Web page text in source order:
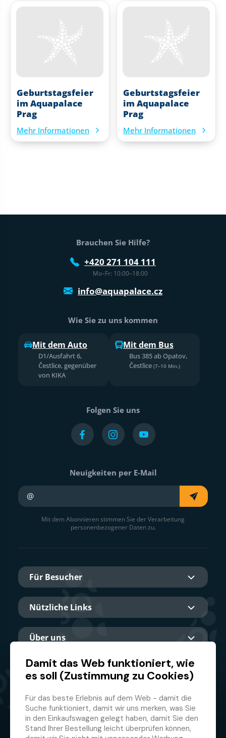
Geburtstagsfeier
im Aquapalace
Prag
Mehr Informationen
Geburtstagsfeier
im Aquapalace
Prag
Mehr Informationen
Fußtext der Website
Brauchen Sie Hilfe?
+420 271 104 111
Mo–Fr: 10:00–18:00
info@aquapalace.cz
Wie Sie zu uns kommen
Mit dem Auto
D1/Ausfahrt 6,
Čestlice, gegenüber
von KIKA
Mit dem Bus
Bus 385 ab Opatov,
Čestlice (7–10 Min.)
Folgen Sie uns
Neuigkeiten per E-Mail
Mit dem Abonnieren stimmen Sie der Verarbeitung
personenbezogener Daten zu.
Für Besucher
Nützliche Links
Über uns
Hauptpartner
Damit das Web funktioniert, wie
es soll (Zustimmung zu Cookies)
Für das beste Erlebnis auf dem Web - damit die
Suche funktioniert, damit wir uns merken, was Sie
in den Einkaufswagen gelegt haben, damit Sie den
Stand Ihrer Bestellung leicht überprüfen können,